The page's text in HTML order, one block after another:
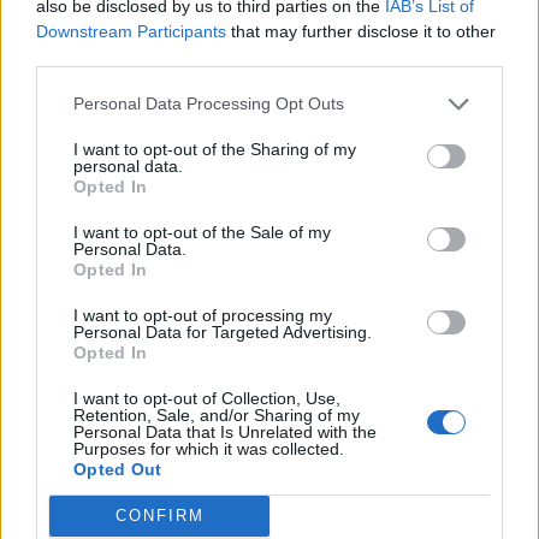
also be disclosed by us to third parties on the IAB’s List of
Downstream Participants that may further disclose it to other
Personal Data Processing Opt Outs
I want to opt-out of the Sharing of my
personal data.
Opted In
I want to opt-out of the Sale of my
Personal Data.
Opted In
I want to opt-out of processing my
Personal Data for Targeted Advertising.
Opted In
I want to opt-out of Collection, Use,
Retention, Sale, and/or Sharing of my
Personal Data that Is Unrelated with the
Purposes for which it was collected.
Opted Out
CONFIRM
Siguenos en las redes sociales!
MasterSEOSEM somos Agencia de publicidad certificada para
gestionar campañas de
Copyright © masterseosem.com All Rights Reserved - Aviso legal